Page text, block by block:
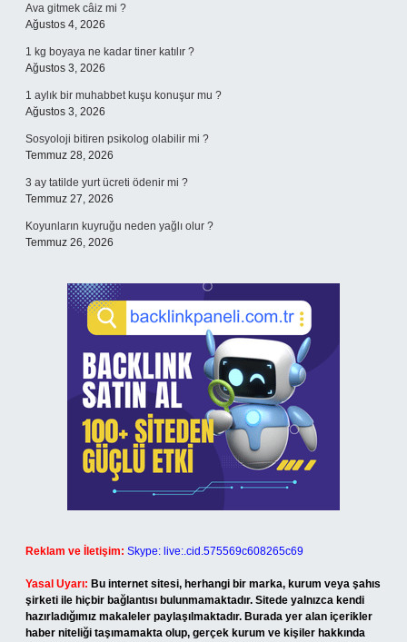
Ava gitmek câiz mi ?
Ağustos 4, 2026
1 kg boyaya ne kadar tiner katılır ?
Ağustos 3, 2026
1 aylık bir muhabbet kuşu konuşur mu ?
Ağustos 3, 2026
Sosyoloji bitiren psikolog olabilir mi ?
Temmuz 28, 2026
3 ay tatilde yurt ücreti ödenir mi ?
Temmuz 27, 2026
Koyunların kuyruğu neden yağlı olur ?
Temmuz 26, 2026
Reklam ve İletişim: Skype: live:.cid.575569c608265c69
Yasal Uyarı: Bu internet sitesi, herhangi bir marka, kurum veya şahıs
şirketi ile hiçbir bağlantısı bulunmamaktadır. Sitede yalnızca kendi
hazırladığımız makaleler paylaşılmaktadır. Burada yer alan içerikler
haber niteliği taşımamakta olup, gerçek kurum ve kişiler hakkında